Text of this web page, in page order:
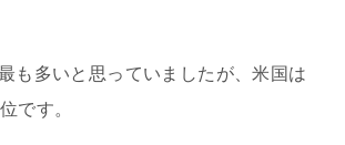
も多いと思っていましたが、米国は
です。